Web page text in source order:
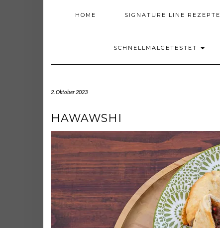
HOME SIGNATURE LINE REZEPTE
SCHNELLMALGETESTET
2. Oktober 2023
HAWAWSHI